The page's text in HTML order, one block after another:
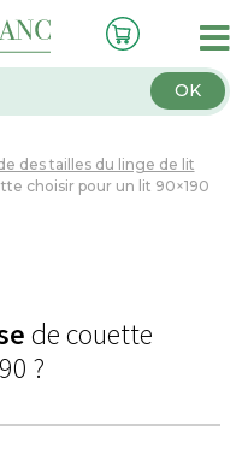
OK
des tailles du linge de lit
choisir pour un lit 90×190
de couette
?